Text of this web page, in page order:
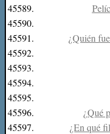
45589.
45590.
45591.
¿Quién
45592.
45593.
45594.
45595.
45596.
¿Qué
45597.
¿En qué